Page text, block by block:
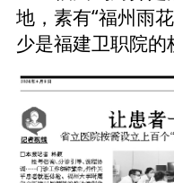
地，素有“福州雨
少是福建卫职院的